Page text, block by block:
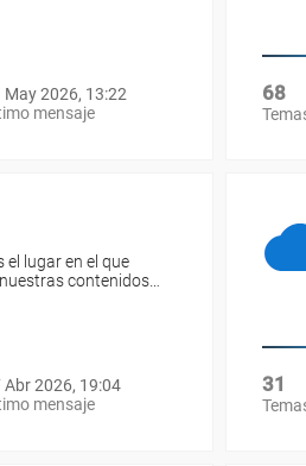
May 2026, 13:22
mensaje
68
el lugar en el que
contenidos…
Abr 2026, 19:04
mensaje
31